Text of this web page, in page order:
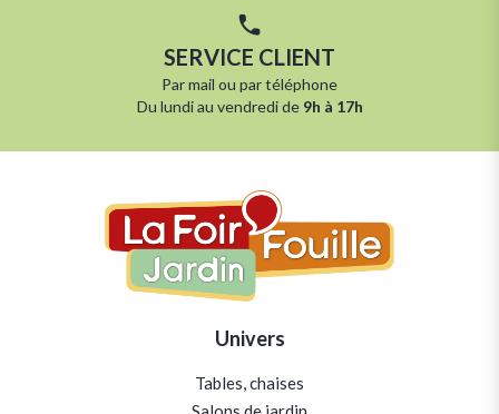
SERVICE CLIENT
Parmail ou partéléphone
Du lundi au vendredi de 9h à 17h
Univers
Tables, chaises